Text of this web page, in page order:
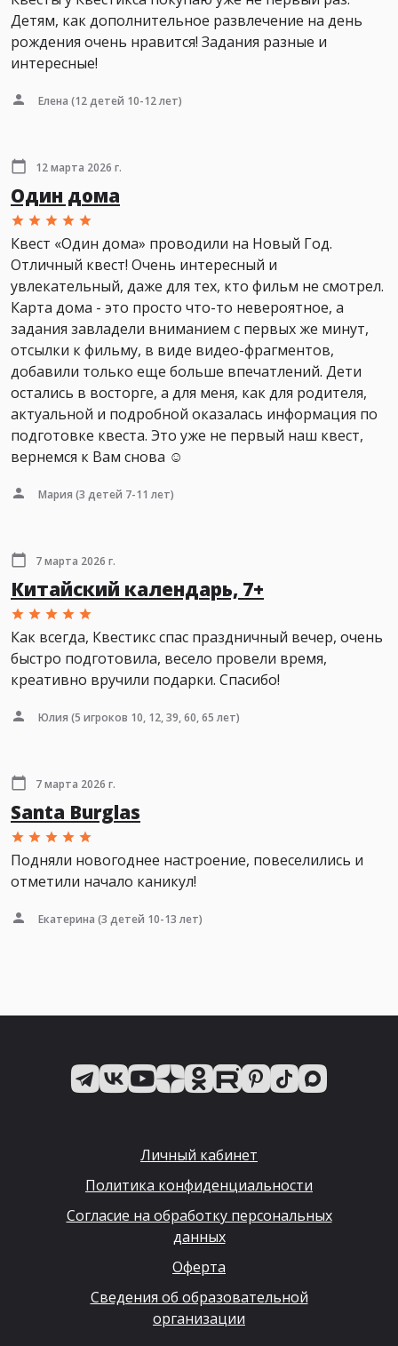
Детям, как дополнительное развлечение на день
рождения очень нравится! Задания разные и
интересные!
Елена (12 детей 10-12 лет)
12 марта 2026 г.
Один дома
Квест «Один дома» проводили на Новый Год.
Отличный квест! Очень интересный и
увлекательный, даже для тех, кто фильм не смотрел.
Карта дома - это просто что-то невероятное, а
задания завладели вниманием с первых же минут,
отсылки к фильму, в виде видео-фрагментов,
добавили только еще больше впечатлений. Дети
остались в восторге, а для меня, как для родителя,
актуальной и подробной оказалась информация по
подготовке квеста. Это уже не первый наш квест,
вернемся к Вам снова ☺️
Мария (3 детей 7-11 лет)
7 марта 2026 г.
Китайский календарь, 7+
Как всегда, Квестикс спас праздничный вечер, очень
быстро подготовила, весело провели время,
креативно вручили подарки. Спасибо!
Юлия (5 игроков 10, 12, 39, 60, 65 лет)
7 марта 2026 г.
Santa Burglas
Подняли новогоднее настроение, повеселились и
отметили начало каникул!
Екатерина (3 детей 10-13 лет)
Личный кабинет
Политика конфиденциальности
Согласие на обработку персональных
данных
Оферта
Сведения об образовательной
организации